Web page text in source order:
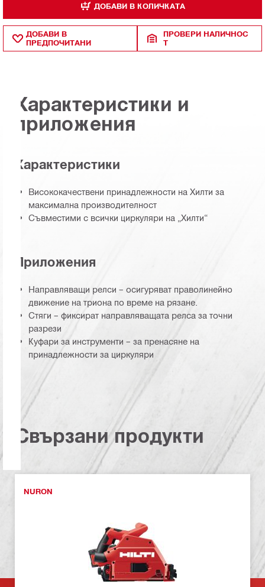
ДОБАВИ В КОЛИЧКАТА
ДОБАВИ В
ПРЕДПОЧИТАНИ
ПРОВЕРИ НАЛИЧНОС
Т
Характеристики и
приложения
Характеристики
Висококачествени принадлежности на Хилти за
максимална производителност
Съвместими с всички циркуляри на „Хилти“
Приложения
Направляващи релси – осигуряват праволинейно
движение на триона по време на рязане.
Стяги – фиксират направляващата релса за точни
разрези
Куфари за инструменти – за пренасяне на
принадлежности за циркуляри
Свързани продукти
NURON